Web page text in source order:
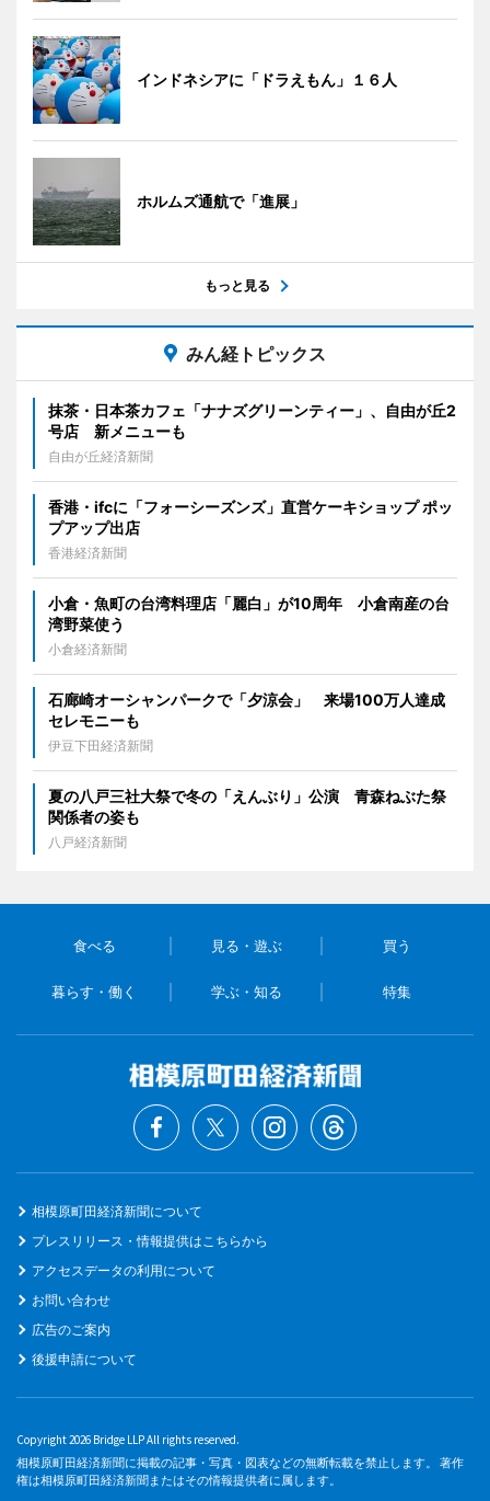
インドネシアに「ドラえもん」１６人
ホルムズ通航で「進展」
もっと見る
みん経トピックス
抹茶・日本茶カフェ「ナナズグリーンティー」、自由が丘2
号店 新メニューも
自由が丘経済新聞
香港・ifcに「フォーシーズンズ」直営ケーキショップ ポッ
プアップ出店
香港経済新聞
小倉・魚町の台湾料理店「麗白」が10周年 小倉南産の台
湾野菜使う
小倉経済新聞
石廊崎オーシャンパークで「夕涼会」 来場100万人達成
セレモニーも
伊豆下田経済新聞
夏の八戸三社大祭で冬の「えんぶり」公演 青森ねぶた祭
関係者の姿も
八戸経済新聞
食べる 見る・遊ぶ 買う
暮らす・働く 学ぶ・知る 特集
相模原町田経済新聞について
プレスリリース・情報提供はこちらから
アクセスデータの利用について
お問い合わせ
広告のご案内
後援申請について
Copyright 2026 Bridge LLP All rights reserved.
相模原町田経済新聞に掲載の記事・写真・図表などの無断転載を禁止します。 著作
権は相模原町田経済新聞またはその情報提供者に属します。